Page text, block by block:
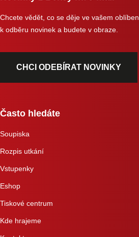
Chcete vědět, co se děje ve vašem
k odběru novinek a budete v obraze.
CHCI ODEBÍRAT NOVINKY
Často hledáte
Soupiska
Rozpis utkání
Vstupenky
Eshop
Tiskové centrum
Kde hrajeme